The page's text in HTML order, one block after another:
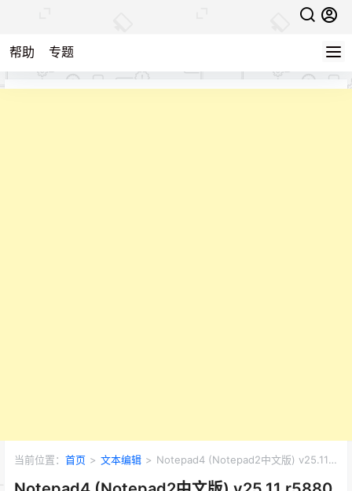
帮助 专题
当前位置： 首页 > 文本编辑 > Notepad4 (Notepad2中文版) v25.11